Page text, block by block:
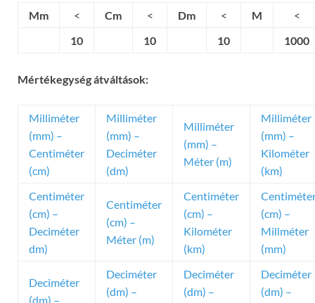
Mm < Cm < Dm < M
<
10
10 10 1000
Mértékegység átváltások:
Milliméter
(mm) –
Centiméter
(cm)
Milliméter
(mm) –
Deciméter
(dm)
Milliméter
(mm) –
Méter (m)
Milliméter
(mm) –
Kilométer
(km)
Centiméter
(cm) –
Deciméter
dm)
Centiméter
(cm) –
Méter (m)
Centiméter
(cm) –
Kilométer
(km)
(cm) –
Millméter
(mm)
Deciméter
(dm) –
Deciméter
(dm) –
Deciméter
(dm) –
Deciméter
(dm) –